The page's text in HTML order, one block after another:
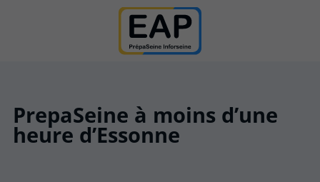
PrepaSeine à moins d’une
heure d’Essonne